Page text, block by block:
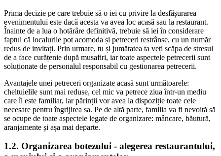
Prima decizie pe care trebuie să o iei cu privire la desfășurarea
evenimentului este dacă acesta va avea loc acasă sau la restaurant.
Înainte de a lua o hotărâre definitivă, trebuie să iei în considerare
faptul că localurile pot acomoda și petreceri restrânse, cu un număr
redus de invitați. Prin urmare, tu și jumătatea ta veți scăpa de stresul
de a face curățenie după musafiri, iar toate aspectele petrecerii sunt
soluționate de personalul responsabil cu gestionarea petrecerii.
Avantajele unei petreceri organizate acasă sunt următoarele:
cheltuielile sunt mai reduse, cel mic va petrece ziua într-un mediu
care îi este familiar, iar părinții vor avea la dispoziție toate cele
necesare pentru îngrijirea sa. Pe de altă parte, familia va fi nevoită să
se ocupe de toate aspectele legate de organizare: mâncare, băutură,
aranjamente și așa mai departe.
1.2. Organizarea botezului - alegerea restaurantului,